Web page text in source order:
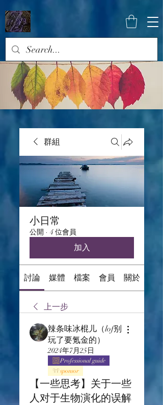
群組
小日常
公開 · 4 位會員
加入
討論 媒體 檔案 會員 關於
上一步
辣条味冰棍儿（lof别
玩了要氪金的）
2024年7月25日
Professional guide
sponsor
【一些思考】关于一些
人对于生物演化的误解